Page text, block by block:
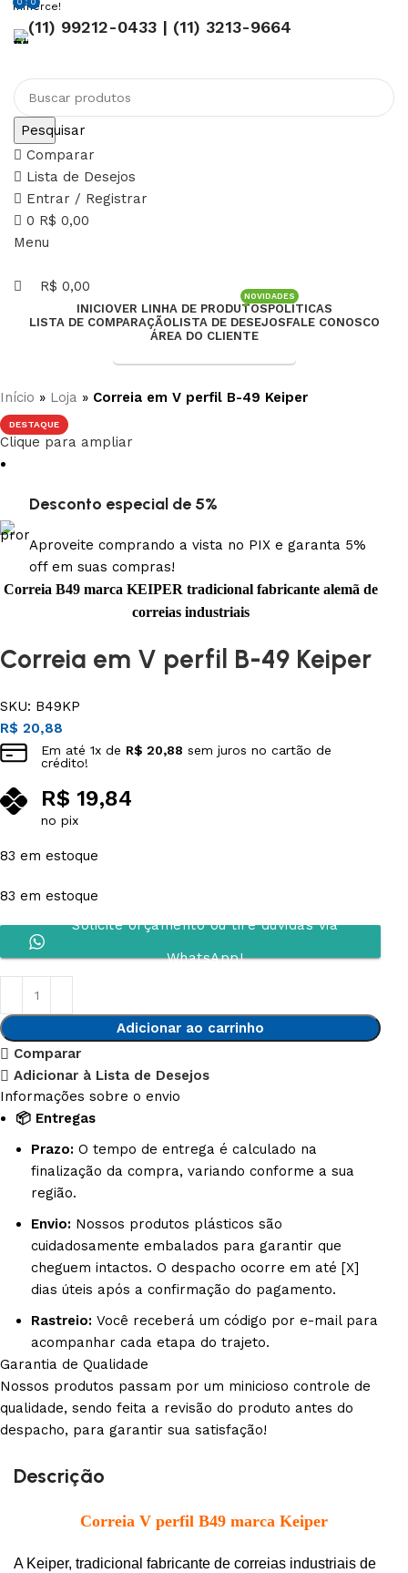
(11) 99212-0433 | (11) 3213-9664
Pesquisar
Comparar
Lista de Desejos
Entrar / Registrar
0 R$ 0,00
Menu
0
R$ 0,00
INICIOVER LINHA DE PRODUTOS
NOVIDADES
POLÍTICAS
LISTA DE COMPARAÇÃOLISTA DE DESEJOSFALE CONOSCO
ÁREA DO CLIENTE
Início » Loja » Correia em V perfil B-49 Keiper
DESTAQUE
Clique para ampliar
Desconto especial de 5%
Aproveite comprando a vista no PIX e garanta 5%
off em suas compras!
Correia B49 marca KEIPER tradicional fabricante alemã de
correias industriais
Correia em V perfil B-49 Keiper
SKU: B49KP
R$ 20,88
Em até1x de R$ 20,88 sem juros no cartão de
crédito!
R$ 19,84
no pix
83 em estoque
83 em estoque
Solicite orçamento ou tire dúvidas via
WhatsApp!
Adicionar ao carrinho
Comparar
Adicionar à Lista de Desejos
Informações sobre o envio
📦 Entregas
Prazo: O tempo de entrega é calculado na
finalização da compra, variando conforme a sua
região.
Envio: Nossos produtos plásticos são
cuidadosamente embalados para garantir que
cheguem intactos. O despacho ocorre em até [X]
dias úteis após a confirmação do pagamento.
Rastreio: Você receberá um código por e-mail para
acompanhar cada etapa do trajeto.
Garantia de Qualidade
Nossos produtos passam por um minicioso controle de
qualidade, sendo feita a revisão do produto antes do
despacho, para garantir sua satisfação!
Descrição
Correia V perfil B49 marca Keiper
A Keiper, tradicional fabricante de correias industriais de
0